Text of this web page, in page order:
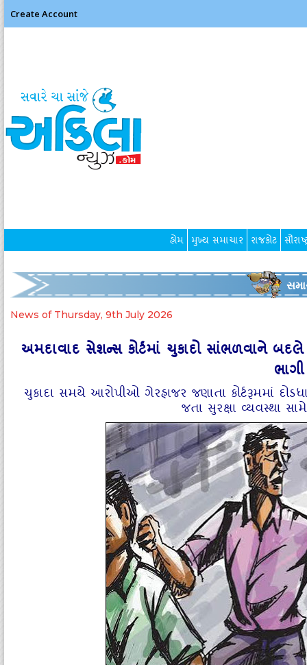
Create Account
હોમ મુખ્ય સમાચાર રાજકોટ
News of Thursday, 9th July 2026
અમદાવાદ સેશન્સ કોર્ટમાં ચુકાદો સાંભળવાને
ચુકાદા સમયે આરોપીઓ ગેરહાજર જણાતા કોર્ટરૂમમાં
જતા સુરક્ષા વ્યવસ્થા